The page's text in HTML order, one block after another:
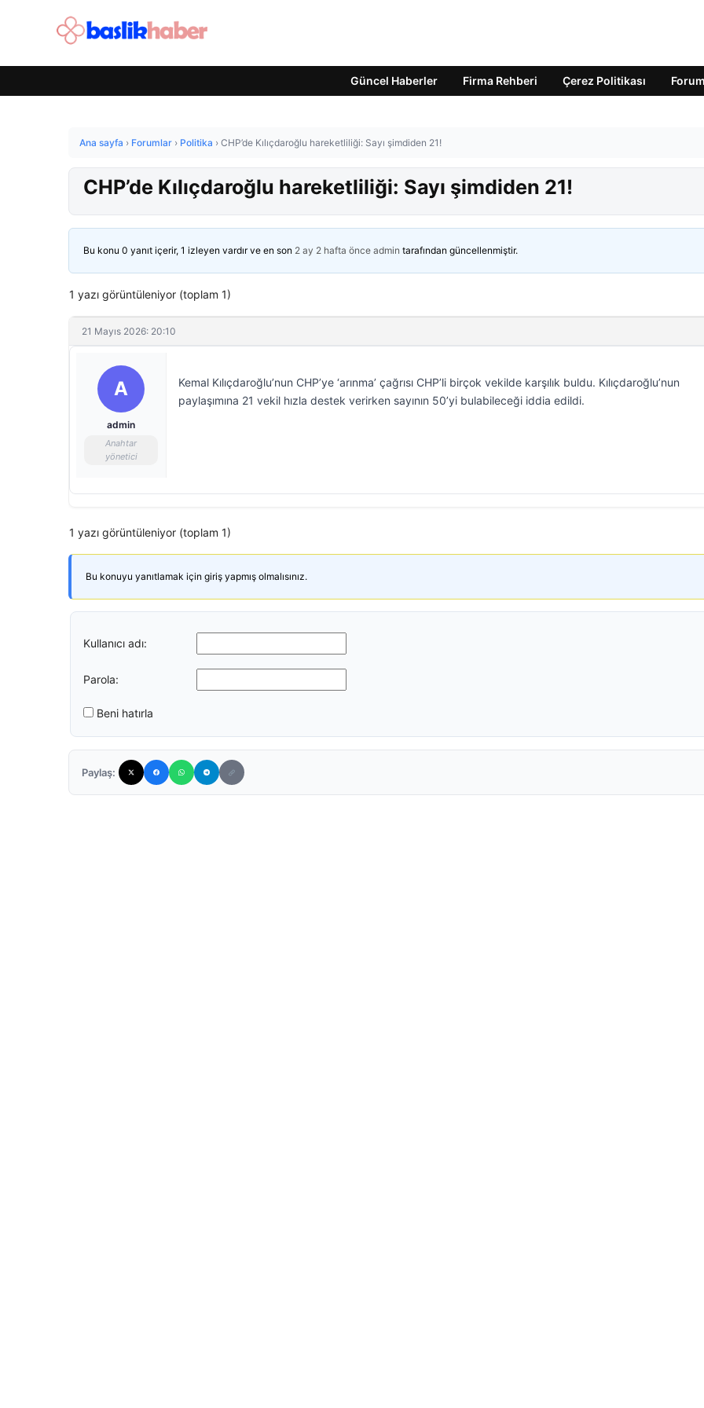
Güncel Haberler Firma Rehberi Çerez Politikası Forum
Ana sayfa › Forumlar › Politika › CHP’de Kılıçdaroğlu hareketliliği: Sayı şimdiden 21!
CHP’de Kılıçdaroğlu hareketliliği: Sayı şimdiden 21!
Bu konu 0 yanıt içerir, 1 izleyen vardır ve en son 2 ay 2 hafta önce admin tarafından güncellenmiştir.
1 yazı görüntüleniyor (toplam 1)
21 Mayıs 2026: 20:10
A
admin
Anahtar
yönetici
Kemal Kılıçdaroğlu’nun CHP’ye ‘arınma’ çağrısı CHP’li birçok vekilde karşılık buldu. Kılıçdaroğlu’nun
paylaşımına 21 vekil hızla destek verirken sayının 50’yi bulabileceği iddia edildi.
1 yazı görüntüleniyor (toplam 1)
Bu konuyu yanıtlamak için giriş yapmış olmalısınız.
Kullanıcı adı:
Parola:
Beni hatırla
Paylaş: